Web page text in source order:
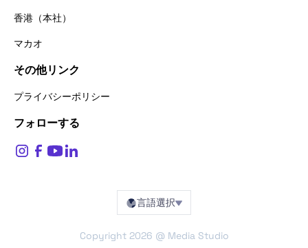
香港（本社）
マカオ
その他リンク
プライバシーポリシー
フォローする
言語選択
Copyright 2026 @ Media Studio
$0
お問い合わせありがとうございます
お名前をお聞かせください。
お名前*
戻る